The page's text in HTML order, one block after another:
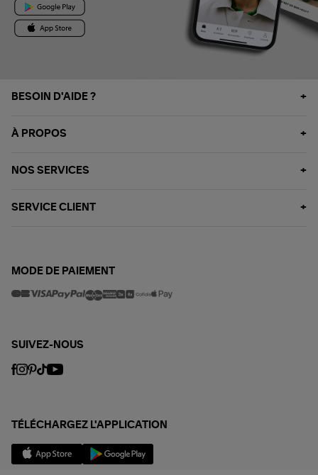
BESOIN D'AIDE ?
À PROPOS
NOS SERVICES
SERVICE CLIENT
MODE DE PAIEMENT
SUIVEZ-NOUS
TÉLÉCHARGEZ L'APPLICATION